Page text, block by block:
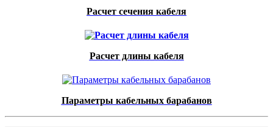
Расчет сечения кабеля
Расчет длины кабеля
Параметры кабельных барабанов